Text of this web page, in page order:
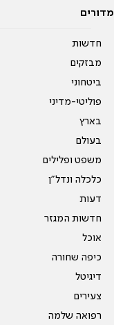
מדורים
חדשות
מבזקים
ביטחוני
פוליטי-מדיני
בארץ
בעולם
משפט ופלילים
כלכלה ונדל"ן
דעות
חדשות המגזר
אוכל
כיפה שחורה
דיגיטל
צעירים
רפואה שלמה